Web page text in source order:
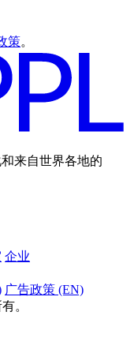
策。
来自世界各地的
企业
广告政策 (EN)
。